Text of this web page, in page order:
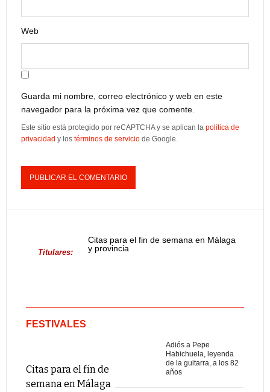
Web
Guarda mi nombre, correo electrónico y web en este
navegador para la próxima vez que comente.
Este sitio está protegido por reCAPTCHA y se aplican la política de
privacidad y los términos de servicio de Google.
Titulares:
Citas para el fin de semana en Málaga
y provincia
FESTIVALES
Citas para el fin de
semana en Málaga
Adiós a Pepe
Habichuela, leyenda
de la guitarra, a los 82
años